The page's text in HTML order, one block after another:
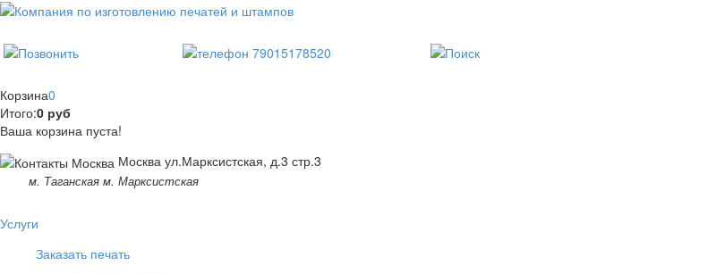
Корзина0
Итого:0 руб
Ваша корзина пуста!
Москва ул.Марксистская, д.3 стр.3
м. Таганская м. Марксистская
Услуги
Заказать печать